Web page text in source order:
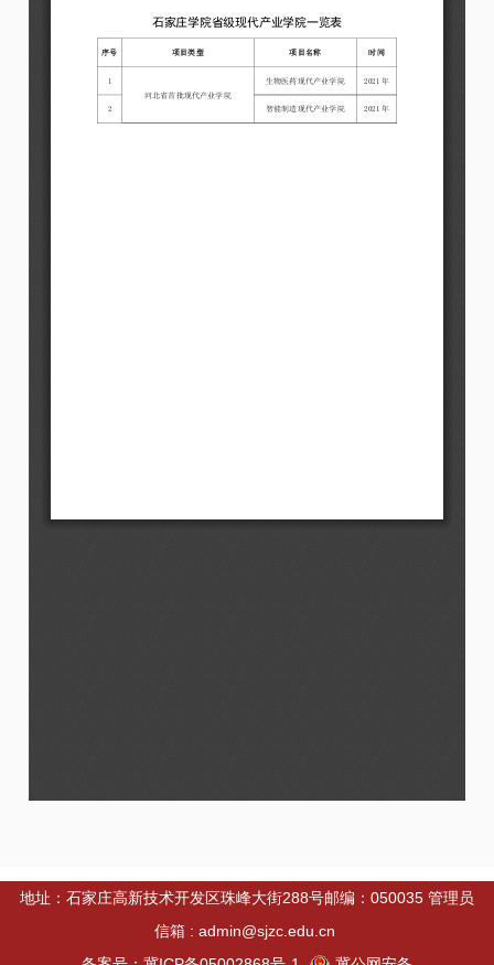
地址：石家庄高新技术开发区珠峰大街288号邮编：050035 管理员
信箱 : admin@sjzc.edu.cn